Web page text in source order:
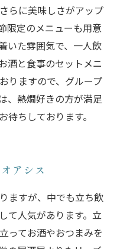
らに美味しさがアップ
限定のメニューも用意
いた雰囲気で、一人飲
酒と食事のセットメニ
りますので、グループ
、熱燗好きの方が満足
待ちしております。
アシス
ますが、中でも立ち飲
て人気があります。立
ってお酒やおつまみを